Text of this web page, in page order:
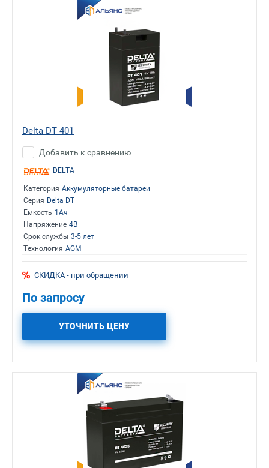
Delta DT 401
Добавить к сравнению
DELTA
Категория Аккумуляторные батареи
Серия Delta DT
Емкость 1Ач
Напряжение 4В
Срок службы 3-5 лет
Технология AGM
СКИДКА - при обращении
По запросу
УТОЧНИТЬ ЦЕНУ